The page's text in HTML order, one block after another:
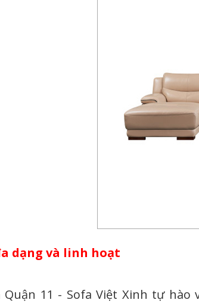
dạng và linh hoạt
Quận 11 - Sofa Việt Xinh tự